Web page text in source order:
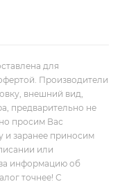
для
Производители
внешний вид,
предварительно не
просим Вас
и заранее приносим
или
информацию об
точнее! С